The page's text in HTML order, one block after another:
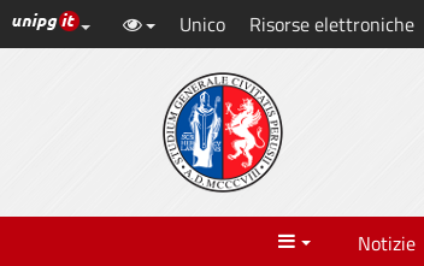
Vai
al
Link ai principali servizi web di Ateneo
Unico Risorse elettroniche
Menu Notizie